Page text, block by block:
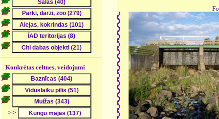
Konkrētas celtnes, veidojumi
>>